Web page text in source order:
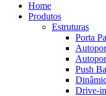
Home
Produtos
Estruturas
Porta
Push
Drive-